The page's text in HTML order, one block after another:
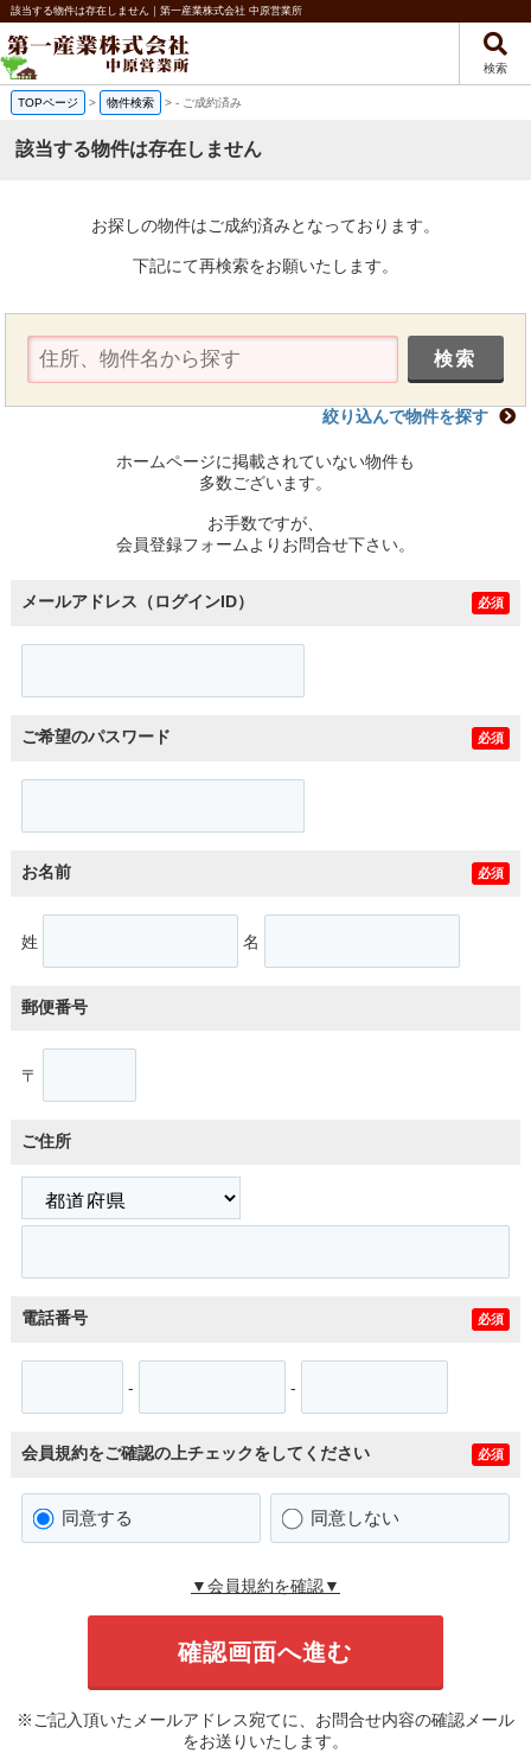
該当する物件は存在しません｜第一産業株式会社 中原営業所
検索
TOPページ > 物件検索 >- ご成約済み
該当する物件は存在しません
お探しの物件はご成約済みとなっております。
下記にて再検索をお願いたします。
絞り込んで物件を探す
ホームページに掲載されていない物件も
多数ございます。
お手数ですが、
会員登録フォームよりお問合せ下さい。
メールアドレス（ログインID） 必須
ご希望のパスワード 必須
お名前 必須
姓 名
郵便番号
〒
ご住所
電話番号 必須
- -
会員規約をご確認の上チェックをしてください 必須
同意する 同意しない
▼会員規約を確認▼
※ご記入頂いたメールアドレス宛てに、お問合せ内容の確認メール
をお送りいたします。